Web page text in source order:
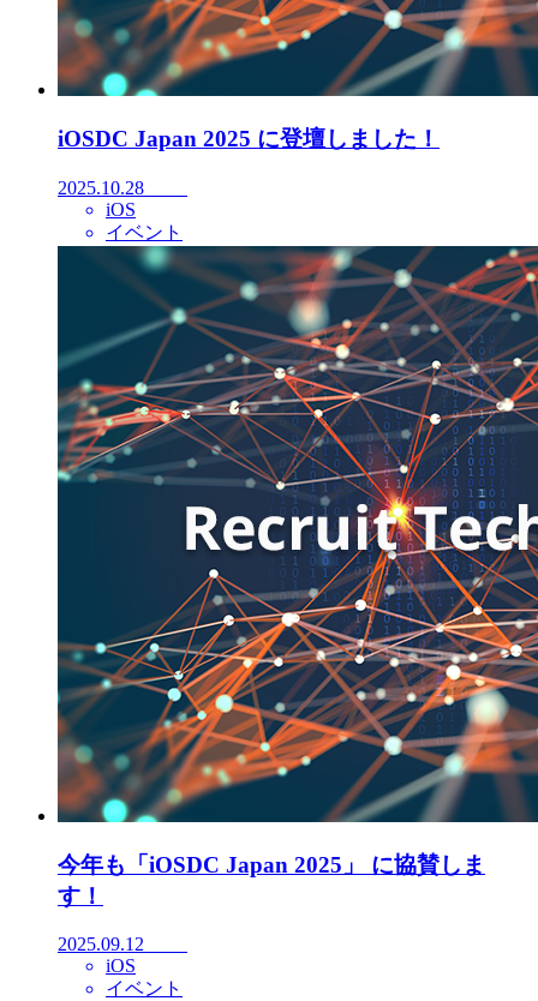
iOSDC Japan 2025 に登壇しました！
2025.10.28
iOS
イベント
今年も「iOSDC Japan 2025」 に協賛しま
す！
2025.09.12
iOS
イベント